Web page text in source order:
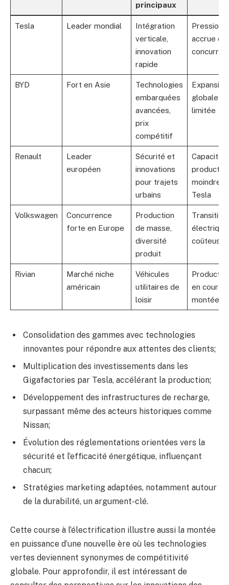
principaux
Tesla Leader mondial
Intégration
verticale,
innovation
rapide
Pression
accrue de
BYD Fort en Asie
Technologies
embarquées
avancées,
prix
compétitif
Expansion
globale
limitée
Renault
Leader
européen
Sécurité et
innovations
pour trajets
urbains
Capacité
moindre
Tesla
Volkswagen
Concurrence
forte en Europe
Production
de masse,
diversité
produit
Transition
électrique
coûteuse
Rivian
Marché niche
américain
Véhicules
utilitaires de
loisir
en cours
montée
Consolidation des gammes avec technologies
innovantes pour répondre aux attentes des clients;
Multiplication des investissements dans les
Gigafactories par Tesla, accélérant la production;
Développement des infrastructures de recharge,
surpassant même des acteurs historiques comme
Nissan;
Évolution des réglementations orientées vers la
sécurité et l’efficacité énergétique, influençant
chacun;
Stratégies marketing adaptées, notamment autour
de la durabilité, un argument-clé.
Cette course à l’électrification illustre aussi la montée
en puissance d’une nouvelle ère où les technologies
vertes deviennent synonymes de compétitivité
globale. Pour approfondir, il est intéressant de